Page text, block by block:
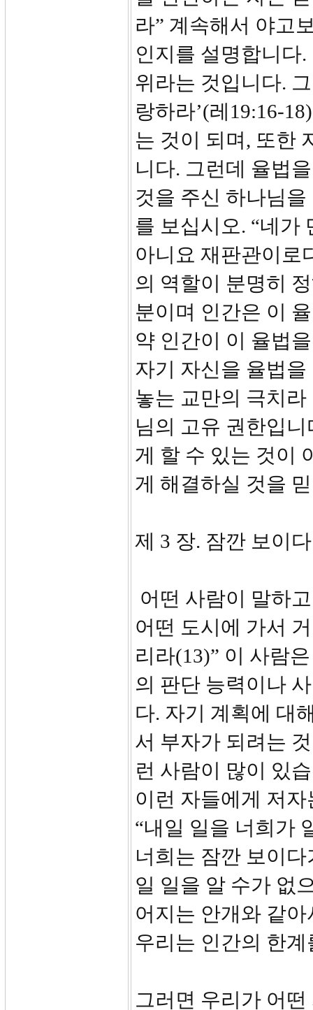
라” 계속해서 야고
인지를 설명합니다
위라는 것입니다.
랑하라’(레19:16-
는 것이 되며, 또한
니다. 그런데 율법
것을 주신 하나님
를 보십시오. “네가
아니요 재판관이로
의 역할이 분명히
분이며 인간은 이
약 인간이 이 율법
자기 자신을 율법
놓는 교만의 극치
님의 고유 권한입
게 할 수 있는 것이
게 해결하실 것을
제 3 장. 잠깐 보이
어떤 사람이 말하
어떤 도시에 가서
리라(13)” 이 사람
의 판단 능력이나
다. 자기 계획에 대
서 부자가 되려는
런 사람이 많이 있
이런 자들에게 저
“내일 일을 너희가
너희는 잠깐 보이
일 일을 알 수가 없
어지는 안개와 같
우리는 인간의 한
그러면 우리가 어